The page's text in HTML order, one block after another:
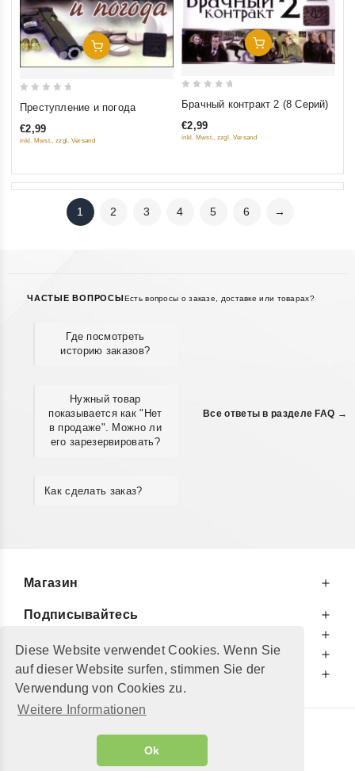
Diese Website verwendet Cookies. Wenn Sie
auf dieser Website surfen, stimmen Sie der
Verwendung von Cookies zu.
Weitere Informationen
Ok
Добавить В Корзину
out
of
Преступление и погода
€2,99
inkl. Mwst., zzgl. Versand
Добавить В Корзину
out
of
Брачный контракт 2 (8 Серий)
€2,99
inkl. Mwst., zzgl. Versand
1 2 3 4 5 6 →
ЧАСТЫЕ ВОПРОСЫ Есть вопросы о заказе, доставке или товарах?
Где посмотреть
историю заказов?
Нужный товар
показывается как "Нет
в продаже". Можно ли
его зарезервировать?
Как сделать заказ?
Все ответы в разделе FAQ →
Магазин
Подписывайтесь
Информируем Вас
Дополнительно
© 2002 - 2026"Petershop GmbH"
Alle Preise inkl. MwSt. und zzgl.